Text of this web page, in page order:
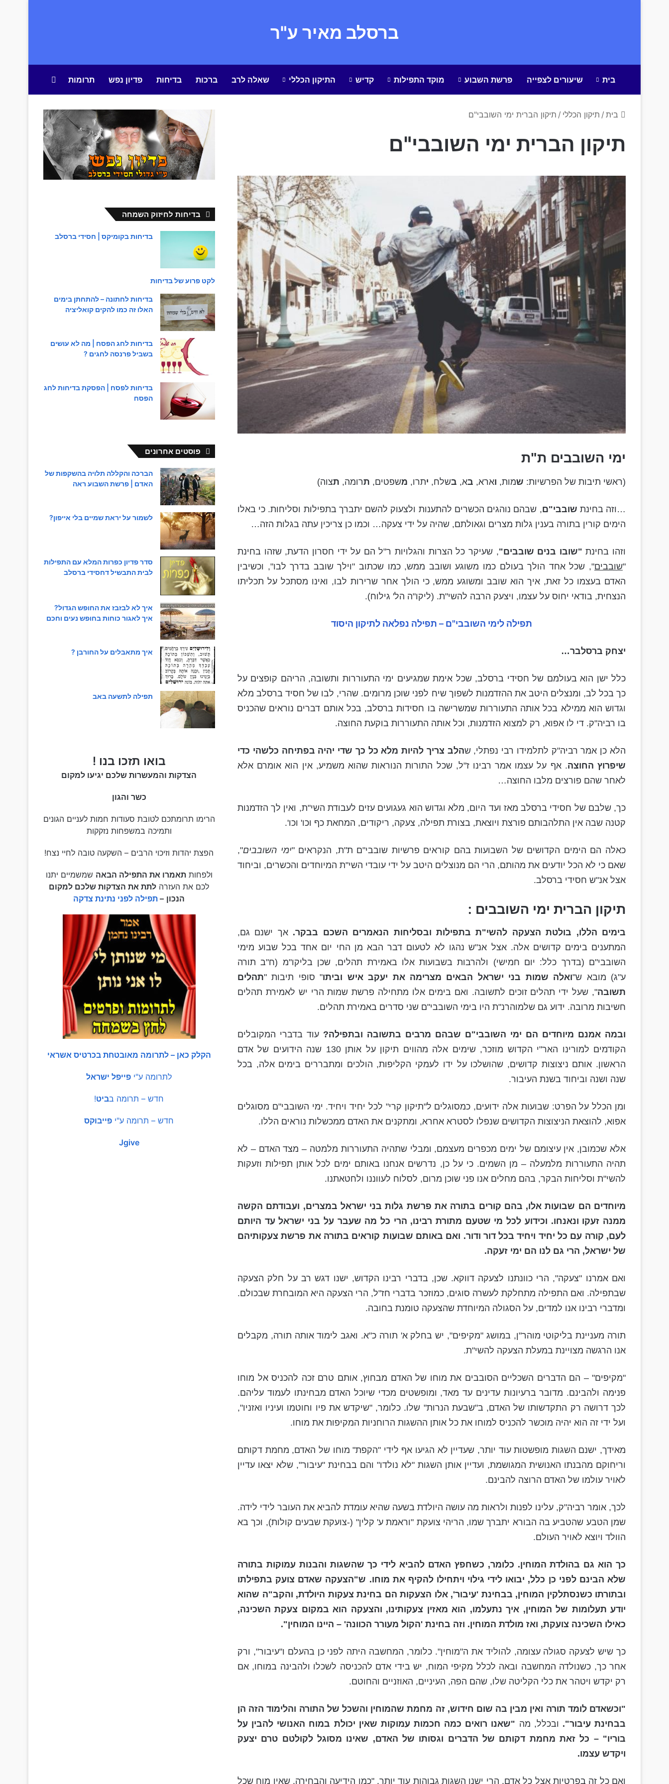
ברסלב מאיר ע"ר
בית שיעורים לצפייה פרשת השבוע מוקד התפילות קדיש התיקון הכללי שאלה לרב ברכות בדיחות פדיון נפש תרומות
בית / תיקון הכללי / תיקון הברית ימי השובבי"ם
תיקון הברית ימי השובבי"ם
ימי השובבים ת"ת
(ראשי תיבות של הפרשיות: שמות, וארא, בא, בשלח, יתרו, משפטים, תרומה, תצוה)
…וזה בחינת שובבי"ם, שבהם נוהגים הכשרים להתענות ולצעוק להשם יתברך בתפילות וסליחות. כי באלו
הימים קורין בתורה בענין גלות מצרים וגאולתם, שהיה על ידי צעקה… וכמו כן צריכין עתה בגלות הזה…
וזהו בחינת "שובו בנים שובבים", שעיקר כל הצרות והגלויות ר"ל הם על ידי חסרון הדעת, שזהו בחינת
"שובבים", שכל אחד הולך בעולם כמו משוגע ושובב ממש, כמו שכתוב "וילך שובב בדרך לבו", וכשיבין
האדם בעצמו כל זאת, איך הוא שובב ומשוגע ממש, כי הולך אחר שרירות לבו, ואינו מסתכל על תכליתו
הנצחית, בודאי יחוס על עצמו, ויצעק הרבה להשי"ת. (ליקו"ה הל' גילוח).
תפילה לימי השובבי"ם – תפילה נפלאה לתיקון היסוד
יצחק ברסלבר…
כלל ישן הוא בעולמם של חסידי ברסלב, שכל אימת שמגיעים ימי התעוררות ותשובה, הריהם קופצים על
כך בכל לב, ומנצלים היטב את ההזדמנות לשפוך שיח לפני שוכן מרומים. שהרי, לבו של חסיד ברסלב מלא
וגדוש הוא ממילא בכל אותה התעוררות שמשרישה בו חסידות ברסלב, בכל אותם דברים נוראים שהכניס
בו רביה"ק. די לו אפוא, רק למצוא הזדמנות, וכל אותה התעוררות בוקעת החוצה.
הלא כן אמר רביה"ק לתלמידו רבי נפתלי, שהלב צריך להיות מלא כל כך שדי יהיה בפתיחה כלשהי כדי
שיפרוץ החוצה. אף על עצמו אמר רבינו ז"ל, שכל התורות הנוראות שהוא משמיע, אין הוא אומרם אלא
לאחר שהם פורצים מלבו החוצה…
כך, שלבם של חסידי ברסלב מאז ועד היום, מלא וגדוש הוא געגועים עזים לעבודת השי"ת, ואין לך הזדמנות
קטנה שבה אין התלהבותם פורצת ויוצאת, בצורת תפילה, צעקה, ריקודים, המחאת כף וכו' וכו'.
כאלה הם הימים הקדושים של השבועות בהם קוראים פרשיות שובבי"ם ת"ת, הנקראים "ימי השובבים",
שאם כי לא הכל יודעים את מהותם, הרי הם מנוצלים היטב על ידי עובדי השי"ת המיוחדים והכשרים, וביחוד
אצל אנ"ש חסידי ברסלב.
תיקון הברית ימי השובבים :
בימים הללו, בולטת הצעקה להשי"ת בתפילות ובסליחות הנאמרים השכם בבקר. אך ישנם גם,
המתענים בימים קדושים אלה. אצל אנ"ש נהגו לא לטעום דבר הבא מן החי יום אחד בכל שבוע מימי
השובבי"ם (בדרך כלל: יום חמישי) ולהרבות בשבועות אלו באמירת תהלים, שכן בליקו"מ (ח"ב תורה
ע"ג) מובא ש"ואלה שמות בני ישראל הבאים מצרימה את יעקב איש וביתו" סופי תיבות "תהלים
תשובה", שעל ידי תהלים זוכים לתשובה. ואם בימים אלו מתחילה פרשת שמות הרי יש לאמירת תהלים
חשיבות מרובה. ידוע גם שלמוהרנ"ת היו בימי השובבי"ם שני סדרים באמירת תהלים.
ובמה אמנם מיוחדים הם ימי השובבי"ם שבהם מרבים בתשובה ובתפילה? עוד בדברי המקובלים
הקודמים למורינו האר"י הקדוש מוזכר, שימים אלה מהווים תיקון על אותן 130 שנה הידועים של אדם
הראשון. אותם ניצוצות קדושים, שהושלכו על ידו לעמקי הקליפות, הולכים ומתבררים בימים אלה, בכל
שנה ושנה וביחוד בשנת העיבור.
ומן הכלל על הפרט: שבועות אלה ידועים, כמסוגלים ל"תיקון קרי" לכל יחיד ויחיד. ימי השובבי"ם מסוגלים
אפוא, להוצאת הניצוצות הקדושים שנפלו לסטרא אחרא, ומתקנים את האדם ממכשלות נוראים הללו.
אלא שכמובן, אין עיצומם של ימים מכפרים מעצמם, ומבלי שתהיה התעוררות מלמטה – מצד האדם – לא
תהיה התעוררות מלמעלה – מן השמים. כי על כן, נדרשים אנחנו באותם ימים לכל אותן תפילות וזעקות
להשי"ת וסליחות הבקר, בהם מחלים אנו פני שוכן מרום, לסלוח לעווננו ולחטאתנו.
מיוחדים הם שבועות אלו, בהם קורים בתורה את פרשת גלות בני ישראל במצרים, ועבודתם הקשה
ממנה זעקו ונאנחו. וכידוע לכל מי שטעם מתורת רבינו, הרי כל מה שעבר על בני ישראל עד היותם
לעם, קורה עם כל יחיד ויחיד בכל דור ודור. ואם באותם שבועות קוראים בתורה את פרשת צעקותיהם
של ישראל, הרי גם לנו הם ימי זעקה.
ואם אמרנו "צעקה", הרי כוונתנו לצעקה דווקא. שכן, בדברי רבינו הקדוש, ישנו דגש רב על חלק הצעקה
שבתפילה. ואם התפילה מתחלקת לעשרה סוגים, כמוזכר בדברי חז"ל, הרי הצעקה היא המובחרת שבכולם.
ומדברי רבינו אנו למדים, על הסגולה המיוחדת שהצעקה טומנת בחובה.
תורה מעניינת בליקוטי מוהר"ן, במושג "מקיפים", יש בחלק א' תורה כ"א. ואגב לימוד אותה תורה, מקבלים
אנו הרגשה מצויינת במעלת הצעקה להשי"ת.
"מקיפים" – הם הדברים השכליים הסובבים את מוחו של האדם מבחוץ, אותם טרם זכה להכניס אל מוחו
פנימה ולהבינם. מדובר ברעיונות עדינים עד מאד, ומופשטים מכדי שיוכל האדם מבחינתו לעמוד עליהם.
לכך דרושה רק התקדשותו של האדם, ב"שבעת הנרות" שלו. כלומר, "שיקדש את פיו וחוטמו ועיניו ואזניו",
ועל ידי זה הוא יהיה מוכשר להכניס למוחו את כל אותן ההשגות הרוחניות המקיפות את מוחו.
מאידך, ישנם השגות מופשטות עוד יותר, שעדיין לא הגיעו אף לידי "הקפת" מוחו של האדם, מחמת דקותם
וריחוקם מהבנתו האנושית המגושמת, ועדיין אותן השגות "לא נולדו" והם בבחינת "עיבור", שלא יצאו עדיין
לאויר עולמו של האדם הרוצה להבינם.
לכך, אומר רביה"ק, עלינו לפנות ולראות מה עושה היולדת בשעה שהיא עומדת להביא את העובר לידי לידה.
שמן הטבע שהטביע בה הבורא יתברך שמו, הריהי צועקת "וראמת ע' קלין" (-צועקת שבעים קולות), וכך בא
הוולד ויוצא לאויר העולם.
כך הוא גם בהולדת המוחין. כלומר, כשחפץ האדם להביא לידי כך שהשגות והבנות עמוקות בתורה
שלא הבינם לפני כן כלל, יבואו לידי גילוי ויתחילו להקיף את מוחו. ש"הצעקה שאדם צועק בתפילתו
ובתורתו כשנסתלקין המוחין, בבחינת 'עיבור', אלו הצעקות הם בחינת צעקות היולדת, והקב"ה שהוא
יודע תעלומות של המוחין, איך נתעלמו, הוא מאזין צעקותינו, והצעקה הוא במקום צעקת השכינה,
כאילו השכינה צועקת, ואז מולדת המוחין. וזה בחינת 'הקול מעורר הכוונה' – היינו המוחין".
כך שיש לצעקה סגולה עצומה, להוליד את ה"מוחין". כלומר, המחשבה היתה לפני כן בהעלם ו"עיבור", ורק
אחר כך, כשנולדה המחשבה ובאה לכלל מקיפי המוח, יש בידי אדם להכניסה לשכלו ולהבינה במוחו, אם
רק יקדש ויטהר את כלי הקליטה שלו, שהם הפה, העיניים, האוזניים והחוטם.
"וכשאדם לומד תורה ואין מבין בה שום חידוש, זה מחמת שהמוחין והשכל של התורה והלימוד הזה הן
בבחינת עיבור". ובכלל, מה "שאנו רואים כמה חכמות עמוקות שאין יכולת במוח האנושי להבין על
בוריו" – כל זאת מחמת דקותם של הדברים וגסותו של האדם, שאינו מסוגל לקולטם טרם יצעק
ויקדש עצמו.
ואם כל זה בפרטיות אצל כל אדם, הרי ישנן השגות גבוהות עוד יותר, "כמו הידיעה והבחירה, שאין מוח שכל
בדיחות לחיזוק השמחה
בדיחות בקומיקס | חסידי ברסלב
לקט פרוע של בדיחות
בדיחות לחתונה – להתחתן בימים
האלו זה כמו להקים קואליציה
בדיחות לחג הפסח | מה לא עושים
בשביל פרנסה לחגים ?
בדיחות לפסח | הפסקת בדיחות לחג
הפסח
פוסטים אחרונים
הברכה והקללה תלויה בהשקפות של
האדם | פרשת השבוע ראה
לשמור על יראת שמיים בלי אייפון?
סדר פדיון כפרות המלא עם התפילות
לבית התבשיל דחסידי ברסלב
איך לא לבזבז את החופש הגדול?
איך לאגור כוחות בחופש נעים וחכם
איך מתאבלים על החורבן ?
תפילה לתשעה באב
בואו תזכו בנו !
הצדקות והמעשרות שלכם יגיעו למקום
כשר והגון
הרימו תרומתכם לטובת סעודות חמות לעניים הגונים
ותמיכה במשפחות נזקקות
הפצת יהדות וזיכוי הרבים – השקעה טובה לחיי נצח!
ולפחותתאמרו את התפילה הבאה שמשמיים יתנו
לכם את העזרה לתת את הצדקות שלכם למקום
הנכון – תפילה לפני נתינת צדקה
הקלק כאן – לתרומה מאובטחת בכרטיס אשראי
לתרומה ע"י פייפל ישראל
חדש – תרומה בביט!
חדש – תרומה ע"י פייבוקס
Jgive